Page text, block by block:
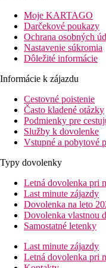
Vzdialenosť
pláže: pri mori
letisko: 40 km Bodrum
centrum: 900 m
Popis izby
kúpeľňa/WC
klimatizácia
telefón
TV/satelit.
minibar
trezor (zdarma)
veľkosť izby
Ďalšie typy izieb(ak
Dvojlôžková izba:
Dvojlôžková izba,
VIP program: služby
Moje KARTAGO
Darčekové poukazy
Ochrana osobných
Nastavenie súkromia
Dôležité informácie
Informácie k zájazdu
Cestovné poistenie
Často kladené otázky
Podmienky pre
Služby k dovolenke
Vstupné a pobytové
Typy dovolenky
Letná dovolenka pri
Last minute zájazdy
Dovolenka na leto
Dovolenka vlastnou
Samostatné letenky
Last minute zájazdy
Letná dovolenka pri